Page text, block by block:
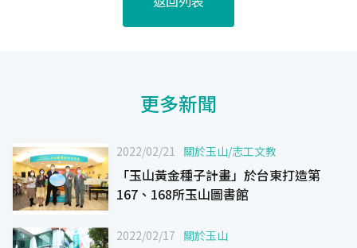
更多新聞
2022/02/21 關於玉山/志工文教
「玉山黃金種子計畫」於台東打造第
167、168所玉山圖書館
2022/02/17 關於玉山